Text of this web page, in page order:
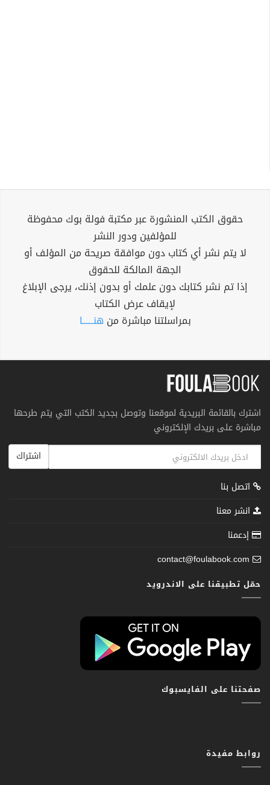
حقوق الكتب المنشورة عبر مكتبة فولة بوك محفوظة
للمؤلفين ودور النشر
لا يتم نشر أي كتاب دون موافقة صريحة من المؤلف أو
الجهة المالكة للحقوق
إذا تم نشر كتابك دون علمك أو بدون إذنك، يرجى الإبلاغ
لإيقاف عرض الكتاب
بمراسلتنا مباشرة من هنــــــا
اشترك بالقائمة البريدية لموقعنا وتوصل بجديد الكتب التي يتم طرحها
مباشرة على بريدك الإلكتروني
اشتراك
اتصل بنا
انشر معنا
إدعمنا
contact@foulabook.com
حمّل تطبيقنا على الاندرويد
صفحتنا على الفايسبوك
روابط مفيدة